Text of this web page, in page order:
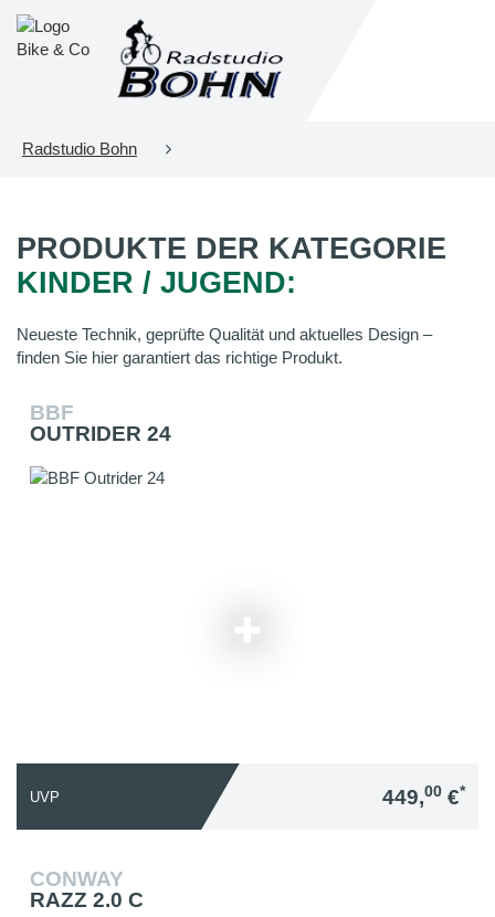
Radstudio Bohn
PRODUKTE DER KATEGORIE
KINDER / JUGEND:
Neueste Technik, geprüfte Qualität und aktuelles Design –
finden Sie hier garantiert das richtige Produkt.
BBF
OUTRIDER 24
UVP 449,00 €*
CONWAY
RAZZ 2.0 C